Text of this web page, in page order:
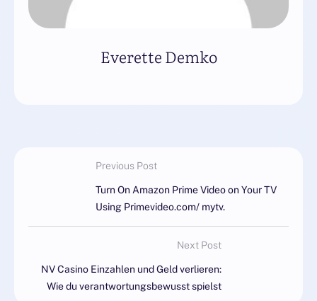
Everette Demko
Previous Post
Turn On Amazon Prime Video on Your TV
Using Primevideo.com/ mytv.
Next Post
NV Casino Einzahlen und Geld verlieren:
Wie du verantwortungsbewusst spielst